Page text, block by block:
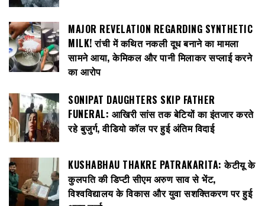
MAJOR REVELATION REGARDING SYNTHETIC
MILK! रांची में कथित नकली दूध बनाने का मामला
सामने आया, केमिकल और पानी मिलाकर सप्लाई करने
का आरोप
SONIPAT DAUGHTERS SKIP FATHER
FUNERAL: आखिरी सांस तक बेटियों का इंतजार करते
रहे बुजुर्ग, वीडियो कॉल पर हुई अंतिम विदाई
KUSHABHAU THAKRE PATRAKARITA: केटीयू के
कुलपति की डिप्टी सीएम अरुण साव से भेंट,
विश्वविद्यालय के विकास और युवा सशक्तिकरण पर हुई